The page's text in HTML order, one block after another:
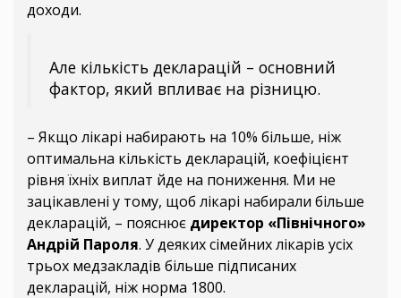
доходи.
Але кількість декларацій – основний
фактор, який впливає на різницю.
– Якщо лікарі набирають на 10% більше, ніж
оптимальна кількість декларацій, коефіцієнт
рівня їхніх виплат йде на пониження. Ми не
зацікавлені у тому, щоб лікарі набирали більше
декларацій, – пояснює директор «Північного»
Андрій Пароля. У деяких сімейних лікарів усіх
трьох медзакладів більше підписаних
декларацій, ніж норма 1800.